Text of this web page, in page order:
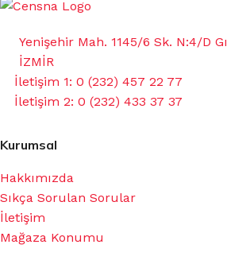
Yenişehir Mah. 1145/6 Sk. N:4/D
İZMİR
İletişim 1: 0 (232) 457 22 77
İletişim 2: 0 (232) 433 37 37
Kurumsal
Hakkımızda
Sıkça Sorulan Sorular
İletişim
Mağaza Konumu